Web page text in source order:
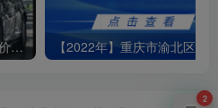
小米寻天换电池供应商，性价比飙升
2